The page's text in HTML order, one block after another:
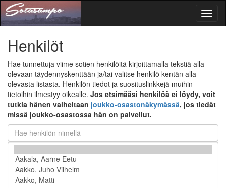
Henkilöt
Hae tunnettuja viime sotien henkilöitä kirjoittamalla tekstiä alla
olevaan täydennyskenttään ja/tai valitse henkilö kentän alla
olevasta listasta. Henkilön tiedot ja suosituslinkkejä muihin
tietoihin ilmestyy oikealle. Jos etsimääsi henkilöä ei löydy, voit
tutkia hänen vaiheitaan joukko-osastonäkymässä, jos tiedät
missä joukko-osastossa hän on palvellut.